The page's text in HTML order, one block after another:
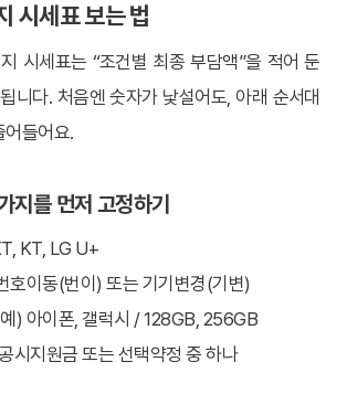
시세표 보는 법
시세표는 “조건별 최종 부담액”을 적어 둔
니다. 처음엔 숫자가 낯설어도, 아래 순서대
어들어요.
지를 먼저 고정하기
KT, LG U+
호이동(번이) 또는 기기변경(기변)
) 아이폰, 갤럭시 / 128GB, 256GB
시지원금 또는 선택약정 중 하나